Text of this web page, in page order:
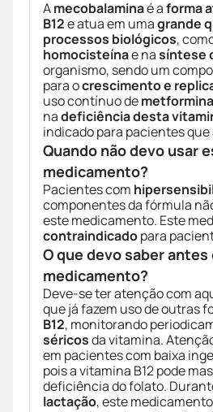
Amecobalaminaé aforma
B12e atua em umagrande
processos biológicos,
homocisteínae nasíntese
organismo, sendo um
para ocrescimento e
uso contínuo demetformina
nadeficiência desta
indicado para pacientes
Quando não devo usar
medicamento?
Pacientes com
componentes da fórmula
este medicamento. Este
contraindicadopara
O que devo saber
medicamento?
Deve-se ter atenção com
que já fazem uso de outras
B12, monitorando
séricosda vitamina.
em pacientes com baixa
pois a vitamina B12 pode
deficiência do folato.
lactação, este